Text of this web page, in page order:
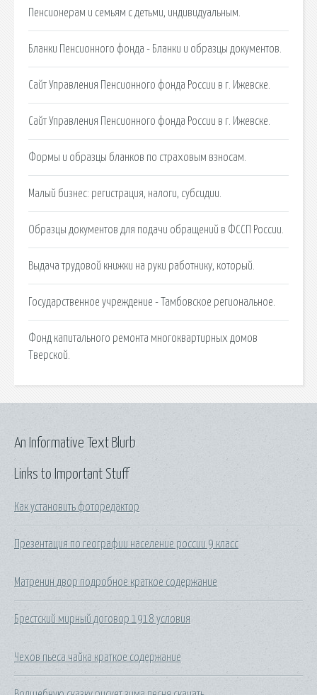
Пенсионерам и семьям с детьми, индивидуальным.
Бланки Пенсионного фонда - Бланки и образцы документов.
Сайт Управления Пенсионного фонда России в г. Ижевске.
Сайт Управления Пенсионного фонда России в г. Ижевске.
Формы и образцы бланков по страховым взносам.
Малый бизнес: регистрация, налоги, субсидии.
Образцы документов для подачи обращений в ФССП России.
Выдача трудовой книжки на руки работнику, который.
Государственное учреждение - Тамбовское региональное.
Фонд капитального ремонта многоквартирных домов
Тверской.
Links to Important Stuff
Как установить фоторедактор
Презентация по географии население россии 9 класс
Матренин двор подробное краткое содержание
Брестский мирный договор 1918 условия
Чехов пьеса чайка краткое содержание
An Informative Text Blurb